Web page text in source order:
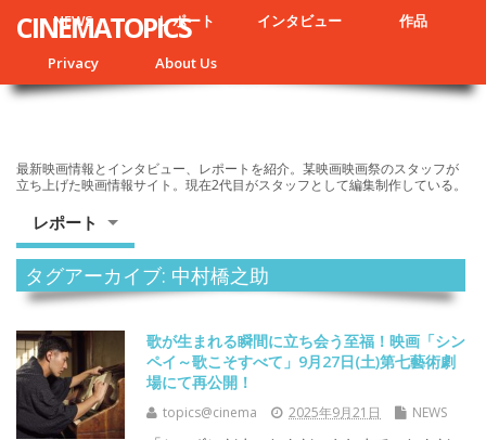
NEWS レポート インタビュー 作品
Privacy About Us
CINEMATOPICS
最新映画情報とインタビュー、レポートを紹介。某映画映画祭のスタッフが
立ち上げた映画情報サイト。現在2代目がスタッフとして編集制作している。
レポート
タグアーカイブ: 中村橋之助
歌が生まれる瞬間に立ち会う至福！映画「シン
ペイ～歌こそすべて」9月27日(土)第七藝術劇
場にて再公開！
topics@cinema 2025年9月21日 NEWS